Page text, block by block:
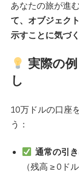
あなたの旅が進
て、オブジェク
示すことに気づ
実際の
し
10万ドルの口座
う：
通常の引
（残高 ≥ 0ド